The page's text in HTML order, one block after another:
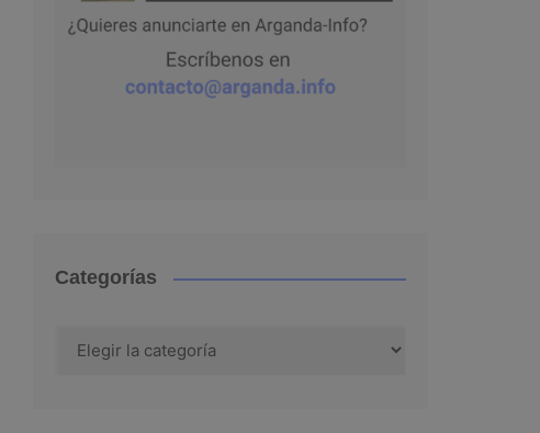
Categorías